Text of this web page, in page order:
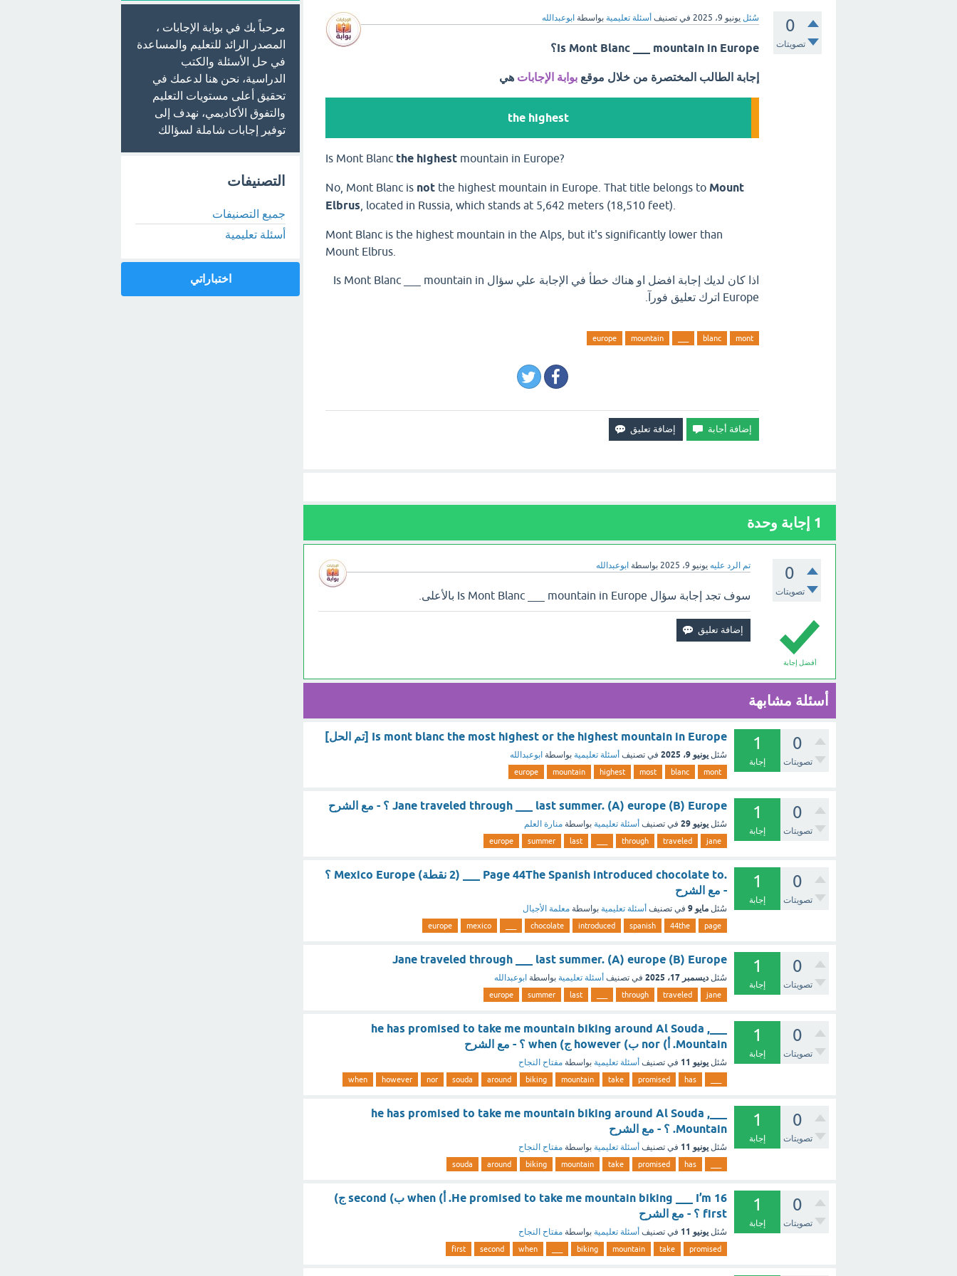
0
تصويتات
سُئل يونيو 9، 2025 في تصنيف أسئلة تعليمية بواسطة ابوعبدالله
Is Mont Blanc ___ mountain in Europe؟
إجابة الطالب المختصرة من خلال موقع بوابة الإجابات هي
the highest
Is Mont Blanc the highest mountain in Europe?
No, Mont Blanc is not the highest mountain in Europe. That title belongs to Mount
Elbrus located in Russia, which stands at 5, 642 meters (18, 510 feet).
Mont Blanc is the highest mountain in the Alps, but it's significantly lower than
Mount Elbrus.
اذا كان لديك إجابة افضل او هناك خطأ في الإجابة علي سؤال Is Mont Blanc ___ mountain in
Europe اترك تعليق فورآ.
mont
blanc
mountain
europe
1 إجابة وحدة
0
تصويتات
تم الرد عليه يونيو 9، 2025 بواسطة ابوعبدالله
أفضل إجابة
سوف تجد إجابة سؤال Is Mont Blanc ___ mountain in Europe بالأعلى.
أسئلة مشابهة
0
تصويتات
1
إجابة
Is mont blanc the most highest or the highest mountain in Europe [تم الحل]
سُئل يونيو 9، 2025 في تصنيف أسئلة تعليمية بواسطة ابوعبدالله
mont
blanc
most
highest
mountain
europe
0
تصويتات
1
إجابة
Jane traveled through ___ last summer. (A) europe (B) Europe ؟ - مع الشرح
سُئل يونيو 29 في تصنيف أسئلة تعليمية بواسطة منارة العلم
jane
traveled
through
last
summer
europe
0
تصويتات
1
إجابة
.Page 44The Spanish introduced chocolate to ___ (2 نقطة) Mexico Europe ؟
- مع الشرح
سُئل مايو 9 في تصنيف أسئلة تعليمية بواسطة معلمة الأجيال
page
44the
spanish
introduced
chocolate
mexico
europe
0
تصويتات
1
إجابة
Jane traveled through ___ last summer. (A) europe (B) Europe
سُئل ديسمبر 17، 2025 في تصنيف أسئلة تعليمية بواسطة ابوعبدالله
jane
traveled
through
last
summer
europe
0
تصويتات
1
إجابة
___, he has promised to take me mountain biking around Al Souda
Mountain. أ) nor ب) however ج) when ؟ - مع الشرح
سُئل يونيو 11 في تصنيف أسئلة تعليمية بواسطة مفتاح النجاح
has
promised
take
mountain
biking
around
souda
nor
however
when
0
تصويتات
1
إجابة
___, he has promised to take me mountain biking around Al Souda
Mountain. ؟ - مع الشرح
سُئل يونيو 11 في تصنيف أسئلة تعليمية بواسطة مفتاح النجاح
has
promised
take
mountain
biking
around
souda
0
تصويتات
1
إجابة
He promised to take me mountain biking ___ I’m 16. أ) when ب) second ج)
first ؟ - مع الشرح
سُئل يونيو 11 في تصنيف أسئلة تعليمية بواسطة مفتاح النجاح
promised
take
mountain
biking
when
second
first
مرحباً بك في بوابة الإجابات ،
المصدر الرائد للتعليم والمساعدة
في حل الأسئلة والكتب
الدراسية، نحن هنا لدعمك في
تحقيق أعلى مستويات التعليم
والتفوق الأكاديمي، نهدف إلى
توفير إجابات شاملة لسؤالك
التصنيفات
جميع التصنيفات
أسئلة تعليمية
اختباراتي